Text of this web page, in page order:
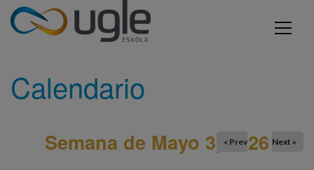
Pasar al contenido principal
Usted está aquí
INICIO CALENDARIO
Calendario
Semana de Mayo 3, 2026
« Prev Next »